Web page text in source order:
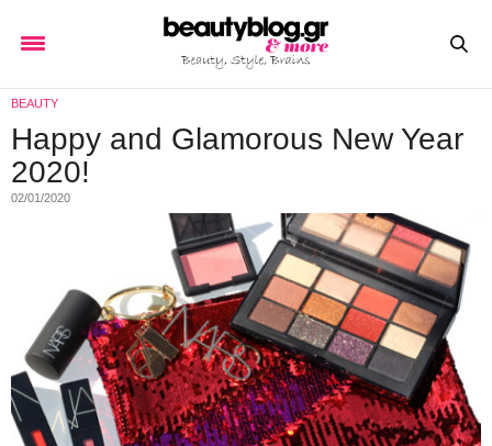
BEAUTY
Ηappy and Glamorous New Year
2020!
02/01/2020